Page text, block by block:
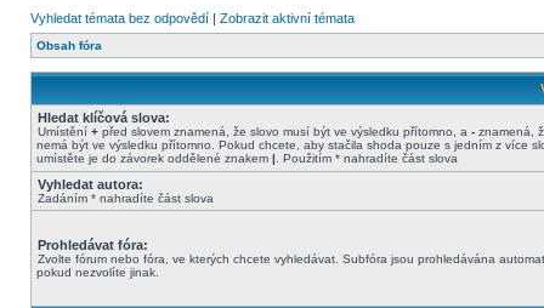
Vyhledat témata bez odpovědí | Zobrazit aktivní témata
Obsah fóra
Hledat klíčová slova:
Umístění + před slovem znamená, že slovo musí být ve výsledku přítomno, a - znamená,
nemá být ve výsledku přítomno. Pokud chcete, aby stačila shoda pouze s jedním z více
umístěte je do závorek oddělené znakem | . Použitím * nahradíte část slova
Vyhledat autora:
Zadáním * nahradíte část slova
Prohledávat fóra:
Zvolte fórum nebo fóra, ve kterých chcete vyhledávat. Subfóra jsou prohledávána
pokud nezvolíte jinak.